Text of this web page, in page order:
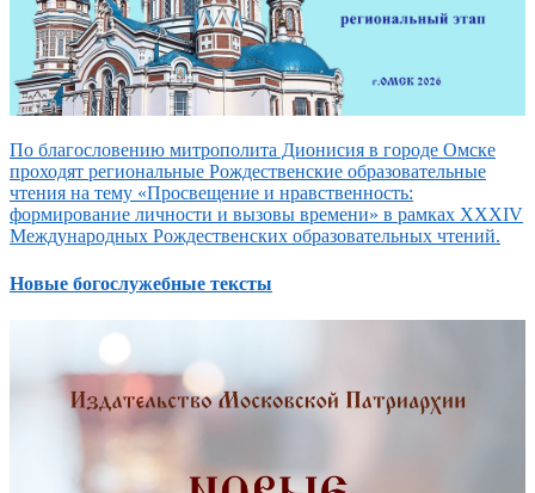
По благословению митрополита Дионисия в городе Омске
проходят региональные Рождественские образовательные
чтения на тему «Просвещение и нравственность:
формирование личности и вызовы времени» в рамках XXXIV
Международных Рождественских образовательных чтений.
Новые богослужебные тексты